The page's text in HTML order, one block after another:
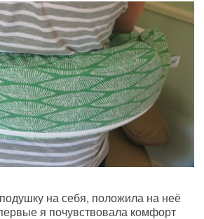
на себя, положила на неё
я почувствовала комфорт